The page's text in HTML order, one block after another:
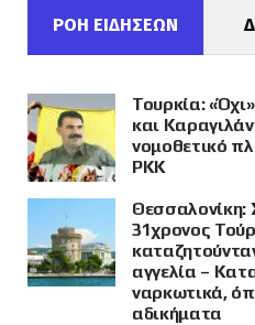
ΡΟΗ ΕΙΔΗΣΕΩΝ
Τουρκία:
και
νομοθετικό
PKK
Θεσσαλονίκη:
31χρονος
αγγελία –
ναρκωτικά,
αδικήματα